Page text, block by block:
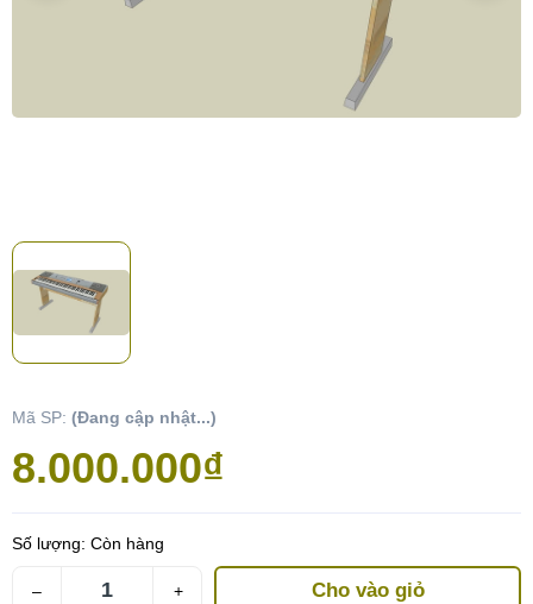
Mã SP: (Đang cập nhật...)
8.000.000₫
Số lượng: Còn hàng
– + Cho vào giỏ